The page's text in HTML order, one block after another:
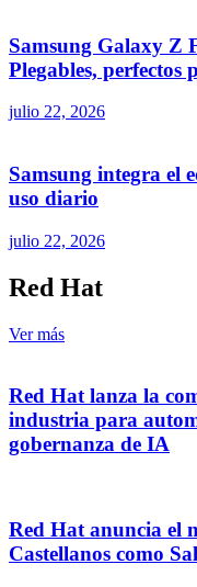
Samsung Galaxy Z
Plegables, perfectos
julio 22, 2026
Samsung integra el
uso diario
julio 22, 2026
Red Hat
Ver más
Red Hat lanza la
industria para
gobernanza de IA
Red Hat anuncia el
Castellanos como